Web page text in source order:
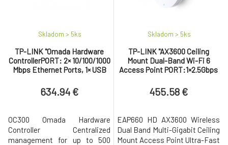
TP-LINK "Omada Hardware
ControllerPORT: 2× 10/100/1000
Mbps Ethernet Ports, 1× USB
Access, Cen
Skladom > 5ks
634.94 €
OC300 Omada Hardware
Controller Centralized
management for up to 500
TP-LINK "AX3600 Ceiling
Mount Dual-Band Wi-Fi 6
Access Point PORT:1×2.5Gbps
2.4 GHz + 2402
Skladom > 5ks
455.58 €
EAP660 HD AX3600 Wireless
Dual Band Multi-Gigabit Ceiling
Mount Access Point Ultra-Fast